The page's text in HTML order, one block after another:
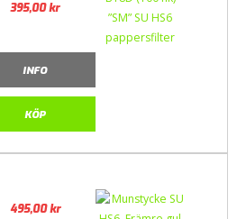
395,00kr
INFO
KÖP
495,00kr